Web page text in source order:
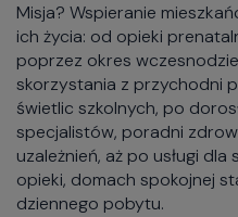
Misja? Wspieranie
ich życia: od opieki
poprzez okres
skorzystania z przychodni
świetlic szkolnych, po
specjalistów, poradni
uzależnień, aż po usługi
opieki, domach spokojnej
dziennego pobytu.